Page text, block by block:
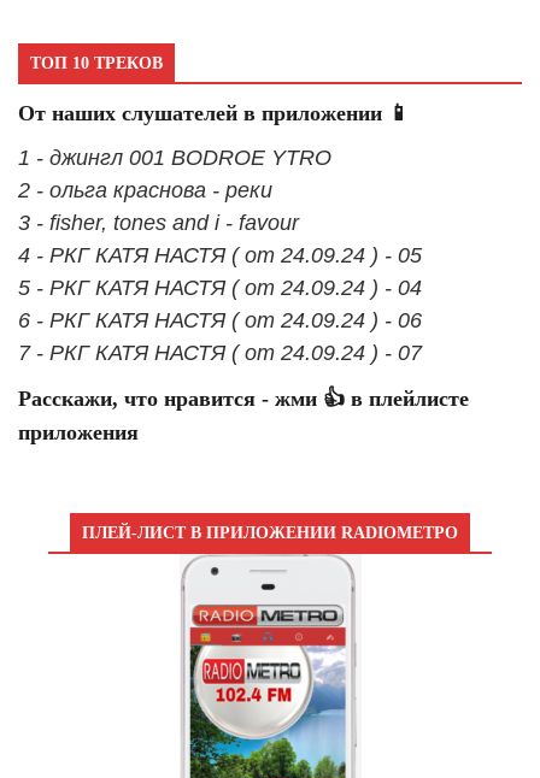
ТОП 10 ТРЕКОВ
От наших слушателей в приложении 📱
1 - джингл 001 BODROE YTRO
2 - ольга краснова - реки
3 - fisher, tones and i - favour
4 - РКГ КАТЯ НАСТЯ ( от 24.09.24 ) - 05
5 - РКГ КАТЯ НАСТЯ ( от 24.09.24 ) - 04
6 - РКГ КАТЯ НАСТЯ ( от 24.09.24 ) - 06
7 - РКГ КАТЯ НАСТЯ ( от 24.09.24 ) - 07
Расскажи, что нравится - жми 👍 в плейлисте
приложения
ПЛЕЙ-ЛИСТ В ПРИЛОЖЕНИИ RADIOМЕТРО